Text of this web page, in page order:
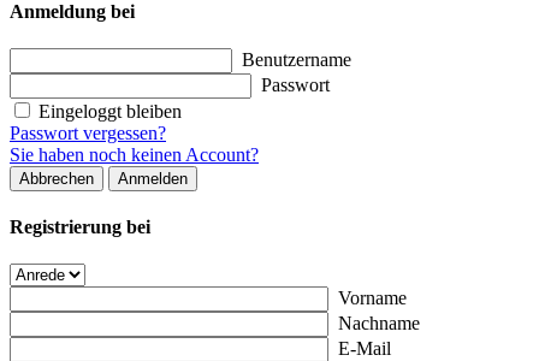
Anmeldung bei
Benutzername
Passwort
Eingeloggt bleiben
Passwort vergessen?
Sie haben noch keinen Account?
Abbrechen Anmelden
Registrierung bei
Vorname
Nachname
E-Mail